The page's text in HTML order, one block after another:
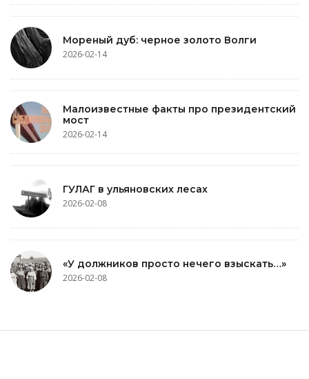
Мореный дуб: черное золото Волги
2026-02-14
Малоизвестные факты про президентский
мост
2026-02-14
ГУЛАГ в ульяновских лесах
2026-02-08
«У должников просто нечего взыскать…»
2026-02-08